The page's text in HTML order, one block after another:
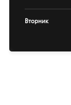
Вторник